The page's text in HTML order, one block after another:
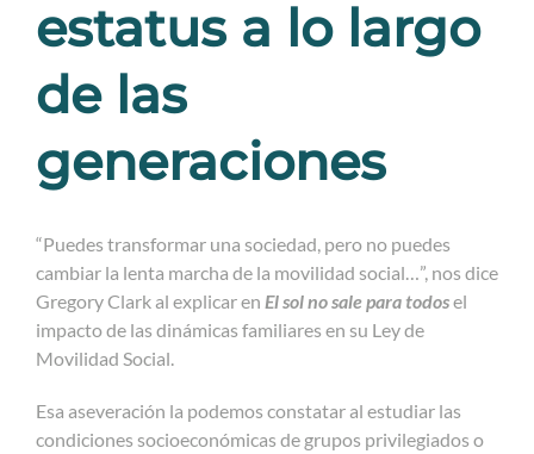
estatus a lo largo
de las
generaciones
“Puedes transformar una sociedad, pero no puedes
cambiar la lenta marcha de la movilidad social…”, nos dice
Gregory Clark al explicar en El sol no sale para todosel
impacto de las dinámicas familiares en su Ley de
Movilidad Social.
Esa aseveración la podemos constatar al estudiar las
condiciones socioeconómicas de grupos privilegiados o